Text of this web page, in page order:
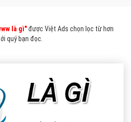
là gì"được Việt Ads chọn lọc từ hơn
quý bạn đọc.